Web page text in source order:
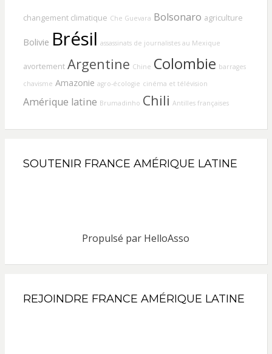
changement climatique Che Guevara Bolsonaro agriculture
Bolivie Brésil assassinats de journalistes au Mexique
avortement Argentine Chine Colombie barrages
chavisme Amazonie agro-écologie cinéma et télévision
Amérique latine Brumadinho Chili Antilles françaises
SOUTENIR FRANCE AMÉRIQUE LATINE
Propulsé par HelloAsso
REJOINDRE FRANCE AMÉRIQUE LATINE